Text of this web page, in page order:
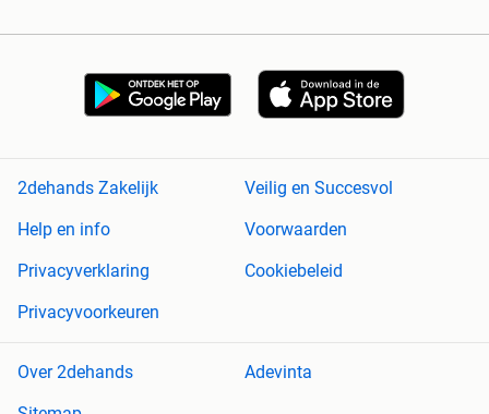
2dehands Zakelijk
Veilig en Succesvol
Help en info
Voorwaarden
Privacyverklaring
Cookiebeleid
Privacyvoorkeuren
Over 2dehands
Adevinta